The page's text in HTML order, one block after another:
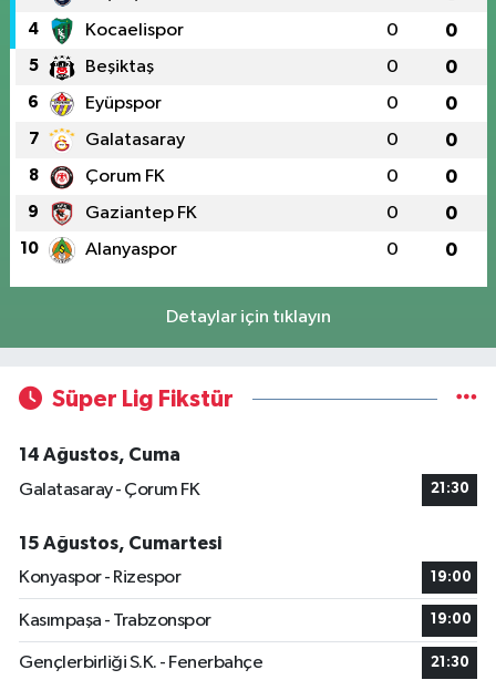
4 Kocaelispor 0 0
5 Beşiktaş 0 0
6 Eyüpspor 0 0
7 Galatasaray 0 0
8 Çorum FK 0 0
9 Gaziantep FK 0 0
10 Alanyaspor 0 0
Detaylar için tıklayın
Süper Lig Fikstür
14 Ağustos, Cuma
Galatasaray - Çorum FK
21:30
15 Ağustos, Cumartesi
Konyaspor - Rizespor
19:00
Kasımpaşa - Trabzonspor 19:00
Gençlerbirliği S.K. - Fenerbahçe 21:30